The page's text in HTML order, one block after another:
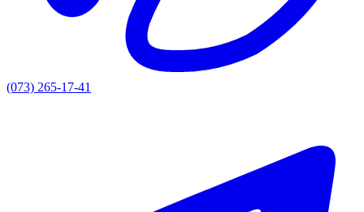
(073) 265-17-41